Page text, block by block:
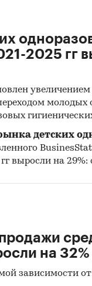
-
-
-
2025 гг
детских
выросли на
на
зависимости